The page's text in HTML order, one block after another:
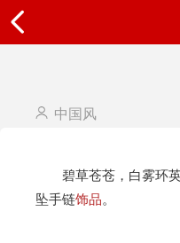
中国风
碧草苍苍，白雾环英
坠手链饰品。